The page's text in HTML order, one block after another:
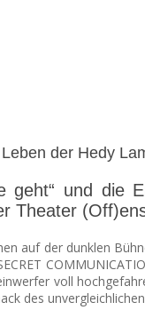
der Hedy
geht“ und die
Theater
auf der dunklen
voll
des